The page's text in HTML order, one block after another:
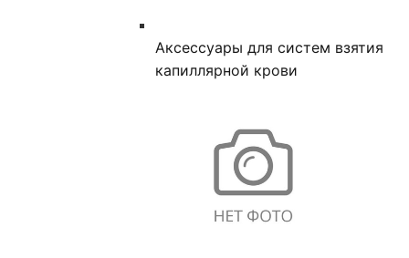
Аксессуары для систем взятия
капиллярной крови